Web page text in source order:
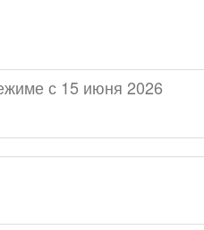
с 15 июня 2026